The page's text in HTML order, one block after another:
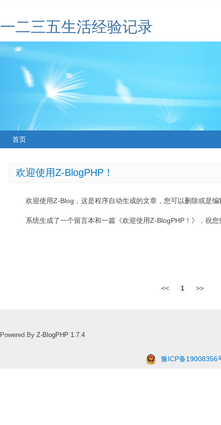
一二三五生活经验记录
首页
欢迎使用Z-BlogPHP！
欢迎使用Z-Blog，这是程序自动生成的文章，您可以删除或是编
系统生成了一个留言本和一篇《欢迎使用Z-BlogPHP！》，祝
<< 1 >>
Powered By Z-BlogPHP 1.7.4
豫ICP备19008356